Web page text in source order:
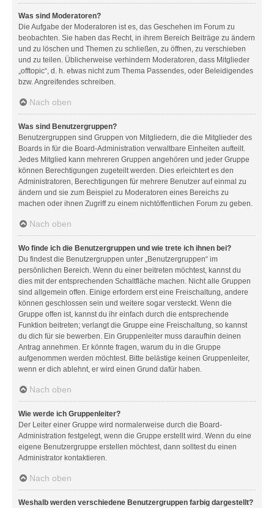
Was sind Moderatoren?
Die Aufgabe der Moderatoren ist es, das Geschehen im Forum zu
beobachten. Sie haben das Recht, in ihrem Bereich Beiträge zu ändern
und zu löschen und Themen zu schließen, zu öffnen, zu verschieben
und zu teilen. Üblicherweise verhindern Moderatoren, dass Mitglieder
„offtopic“, d. h. etwas nicht zum Thema Passendes, oder Beleidigendes
bzw. Angreifendes schreiben.
Nach oben
Was sind Benutzergruppen?
Benutzergruppen sind Gruppen von Mitgliedern, die die Mitglieder des
Boards in für die Board-Administration verwaltbare Einheiten aufteilt.
Jedes Mitglied kann mehreren Gruppen angehören und jeder Gruppe
können Berechtigungen zugeteilt werden. Dies erleichtert es den
Administratoren, Berechtigungen für mehrere Benutzer auf einmal zu
ändern und sie zum Beispiel zu Moderatoren eines Bereichs zu
machen oder ihnen Zugriff zu einem nichtöffentlichen Forum zu geben.
Nach oben
Wo finde ich die Benutzergruppen und wie trete ich ihnen bei?
Du findest die Benutzergruppen unter „Benutzergruppen“ im
persönlichen Bereich. Wenn du einer beitreten möchtest, kannst du
dies mit der entsprechenden Schaltfläche machen. Nicht alle Gruppen
sind allgemein offen. Einige erfordern erst eine Freischaltung, andere
können geschlossen sein und weitere sogar versteckt. Wenn die
Gruppe offen ist, kannst du ihr einfach durch die entsprechende
Funktion beitreten; verlangt die Gruppe eine Freischaltung, so kannst
du dich für sie bewerben. Ein Gruppenleiter muss daraufhin deinen
Antrag annehmen. Er könnte fragen, warum du in die Gruppe
aufgenommen werden möchtest. Bitte belästige keinen Gruppenleiter,
wenn er dich ablehnt, er wird einen Grund dafür haben.
Nach oben
Wie werde ich Gruppenleiter?
Der Leiter einer Gruppe wird normalerweise durch die Board-
Administration festgelegt, wenn die Gruppe erstellt wird. Wenn du eine
eigene Benutzergruppe erstellen möchtest, dann solltest du einen
Administrator kontaktieren.
Nach oben
Weshalb werden verschiedene Benutzergruppen farbig dargestellt?